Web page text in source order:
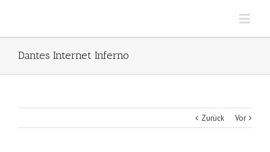
Dantes Internet Inferno
Zurück Vor